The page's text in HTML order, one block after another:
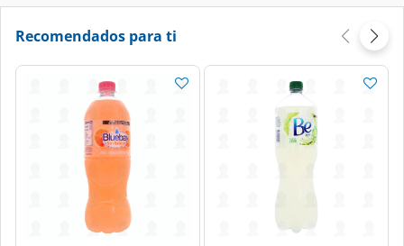
Recomendados para ti